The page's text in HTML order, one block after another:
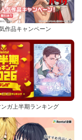
作品キャンペーン
ガ上半期ランキング